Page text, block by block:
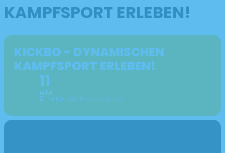
KAMPFSPORT ERLEBEN!
KICKBO - DYNAMISCHEN
KAMPFSPORT ERLEBEN!
11
MÄR
19:00 - 20:15 (GMT+01:00)